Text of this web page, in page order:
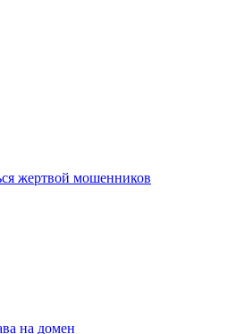
жертвой мошенников
на домен